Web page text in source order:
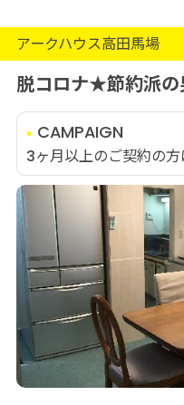
アークハウス高田馬場
脱コロナ★節約派の
CAMPAIGN
3ヶ月以上のご契約の